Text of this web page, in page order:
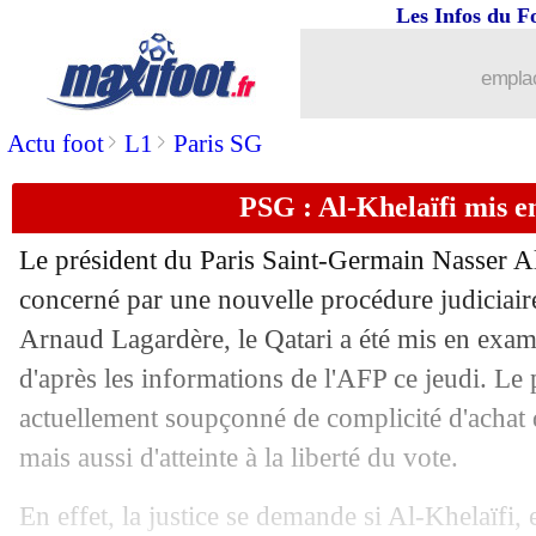
Actu foot> L1 > Paris SG
Les Infos du
PSG : Al-Khelaïfi mis
Le président du Paris Saint-Germain Nasser
concerné par une nouvelle procédure
Arnaud Lagardère, le Qatari a été mis en
d'après les informations de l'AFP ce jeudi. Le
actuellement soupçonné de complicité
mais aussi d'atteinte à la liberté du vote.
En effet, la justice se demande si Al-Khelaïfi,
Dortmund : Gittens, les conditions
13/02 Arsenal: fin de saison pour Havertz !
13/02 Liverpool: Van Dijk pointe du doigt
13/02 Real: Vinicius, la clause ou rien
13/02 Nantes : DAZN-LFP, Kombouaré
13/02 Tottenham: le Qatar intéressé pour
Atalanta : Gasperini parle de